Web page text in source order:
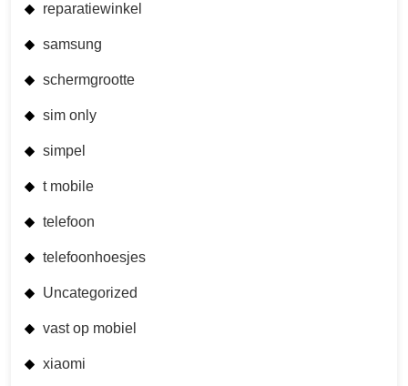
reparatiewinkel
samsung
schermgrootte
sim only
simpel
t mobile
telefoon
telefoonhoesjes
Uncategorized
vast op mobiel
xiaomi